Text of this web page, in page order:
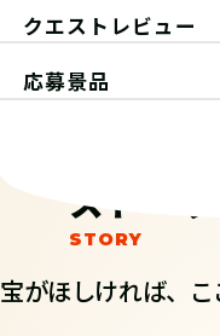
クエストレビュー
応募景品
ストーリ
宝がほしければ、こ